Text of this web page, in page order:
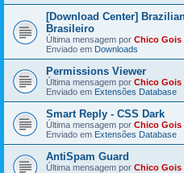
[Download Center]
Brasileiro
Última mensagem por Chico Gois
Enviado em Downloads
Permissions Viewer
Última mensagem por Chico Gois
Enviado em Extensões Database
Smart Reply - CSS Dark
Última mensagem por Chico Gois
Enviado em Extensões Database
AntiSpam Guard
Última mensagem por Chico Gois